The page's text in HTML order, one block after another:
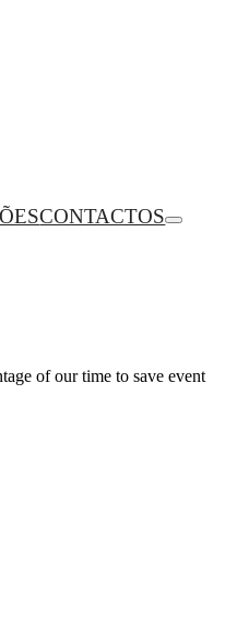
CONTACTOS
of our time to save event